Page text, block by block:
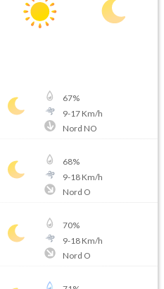
67%
9-17Km/h
Nord NO
68%
9-18Km/h
Nord O
70%
9-18Km/h
Nord O